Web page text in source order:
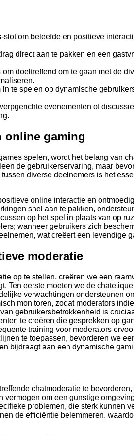
om beleefde en positieve
direct aan te pakken en een
doeltreffend om te gaan met de
te spelen op dynamische
evenementen of
online gaming
spelen, wordt het belang van
de gebruikerservaring, maar
diverse deelnemers is het
online interactie en
snel aan te pakken,
op het spel in plaats van op
wanneer gebruikers zich
wat creëert een levendige
moderatie
op te stellen, creëren we een
Ten eerste moeten we de
verwachtingen ondersteunen
monitoren, zodat moderators
gebruikersbetrokkenheid is
te creëren die gesprekken op
training voor moderators
te toepassen, bevorderen we
bijdraagt aan een dynamische
chatmoderatie te
om een gunstige
problemen, die sterk kunnen
de efficiëntie belemmeren,